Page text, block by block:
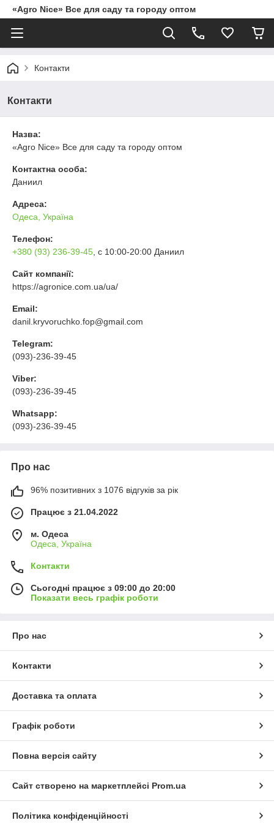
«Agro Nice» Все для саду та городу оптом
Контакти
Контакти
Назва:
«Agro Nice» Все для саду та городу оптом
Контактна особа:
Даниил
Адреса:
Одеса, Україна
Телефон:
+380 (93) 236-39-45 , с 10:00-20:00 Даниил
Сайт компанії:
https://agronice.com.ua/ua/
Email:
danil.kryvoruchko.fop@gmail.com
Telegram:
(093)-236-39-45
Viber:
(093)-236-39-45
Whatsapp:
(093)-236-39-45
Про нас
96% позитивних з 1076 відгуків за рік
Працює з 21.04.2022
м. Одеса
Одеса, Україна
Контакти
Сьогодні працює з 09:00 до 20:00
Показати весь графік роботи
Про нас
Контакти
Доставка та оплата
Графік роботи
Повна версія сайту
Сайт створено на маркетплейсі Prom.ua
Політика конфіденційності